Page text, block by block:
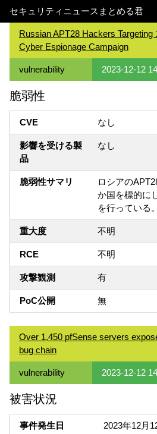
セキュリティニュースまとめる君
Russian APT28 Hackers Targeting
Cyber Espionage Campaign
vulnerability 2023-12-12
脆弱性
CVE なし
影響を受ける製
品
なし
脆弱性サマリ
ロシアの
か国を標的に
を行っている。
重大度 不明
RCE 不明
攻撃観測 有
PoC公開 無
Over 1,450 pfSense servers
bug chain
vulnerability 2023-12-12
被害状況
事件発生日 2023年12月